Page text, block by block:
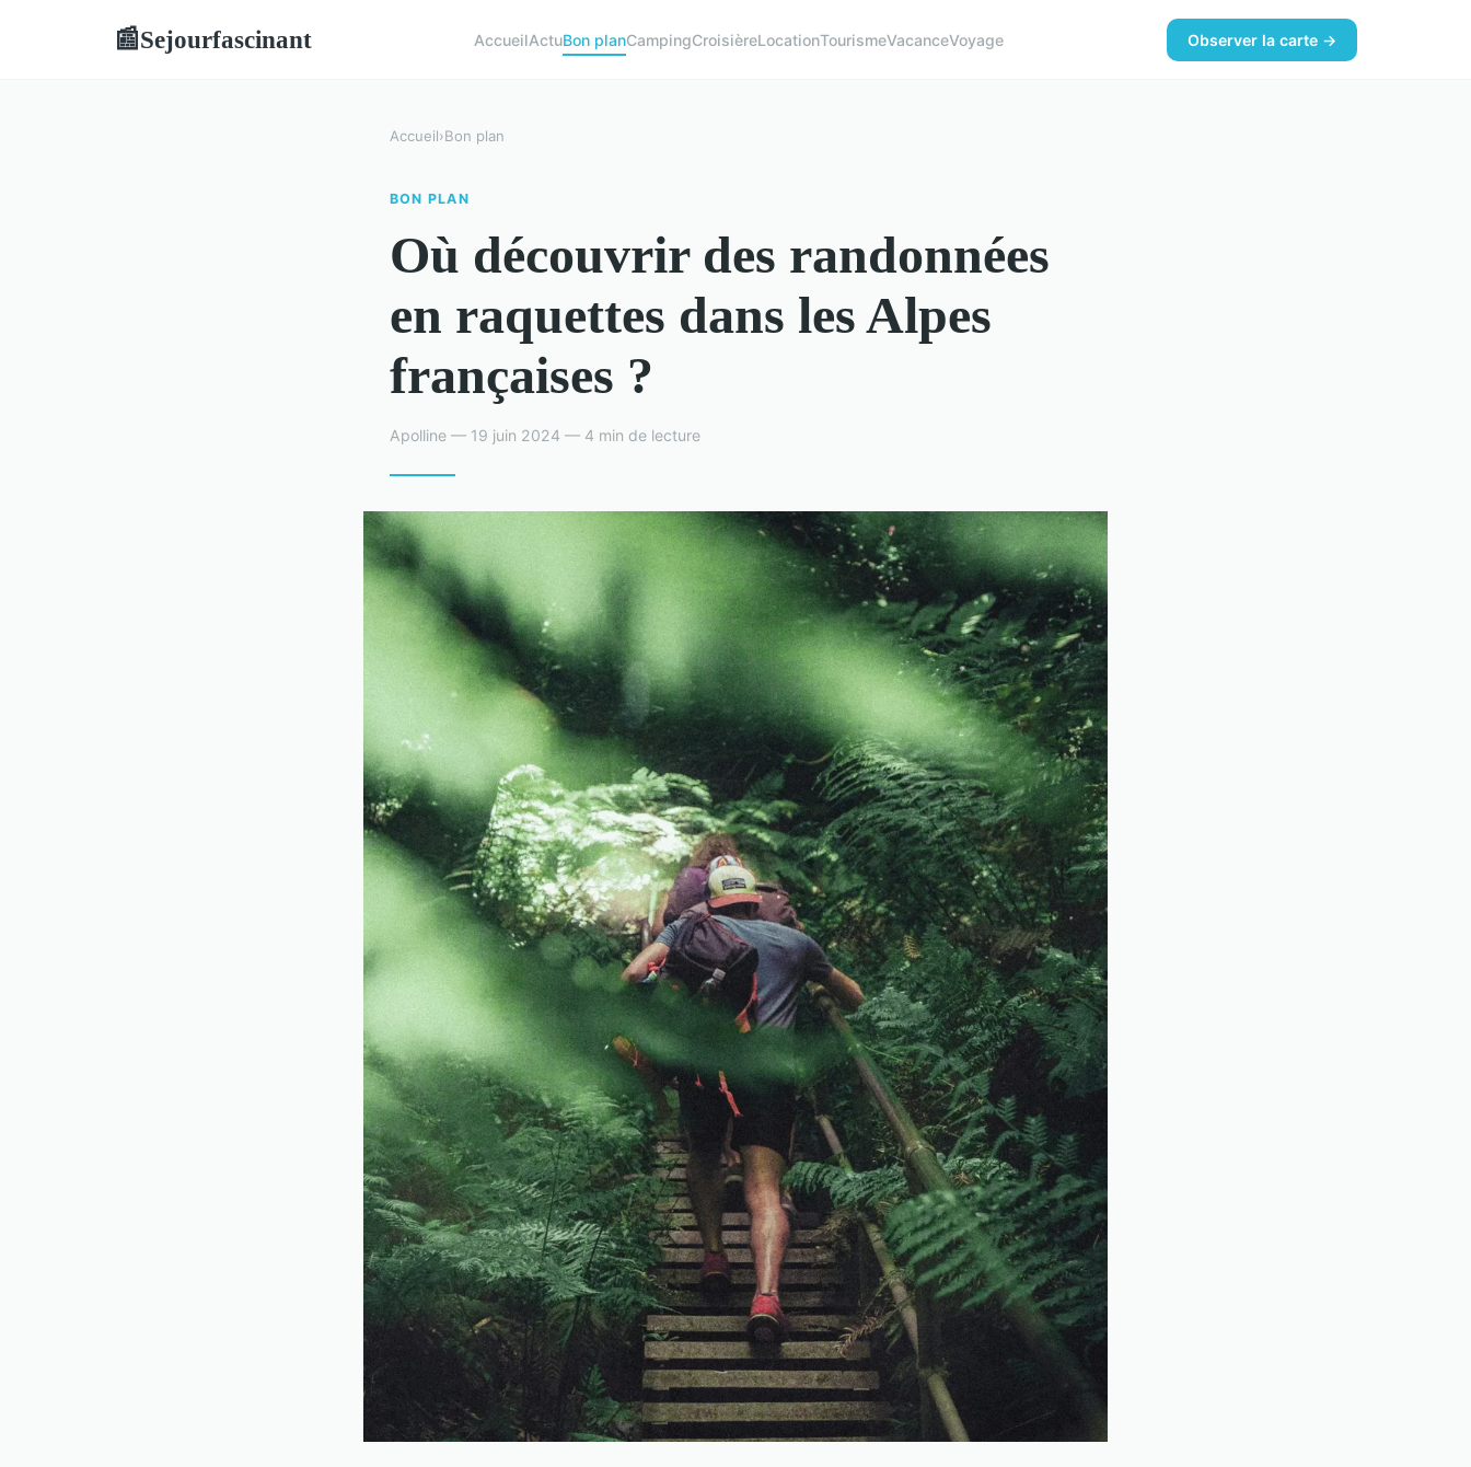
📰Sejourfascinant AccueilActuBon planCampingCroisièreLocationTourismeVacanceVoyage Observer la carte →
Accueil›Bon plan
BON PLAN
Où découvrir des randonnées
en raquettes dans les Alpes
françaises ?
Apolline — 19 juin 2024 — 4 min de lecture